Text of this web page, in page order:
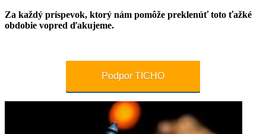
Za každý príspevok, ktorý nám pomôže preklenúť toto ťažké
obdobie vopred ďakujeme.
Podpor TICHO